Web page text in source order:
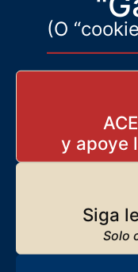
(O
Siga